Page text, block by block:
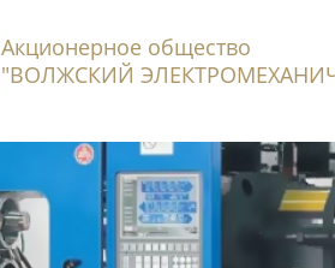
Акционерное общество
"ВОЛЖСКИЙ